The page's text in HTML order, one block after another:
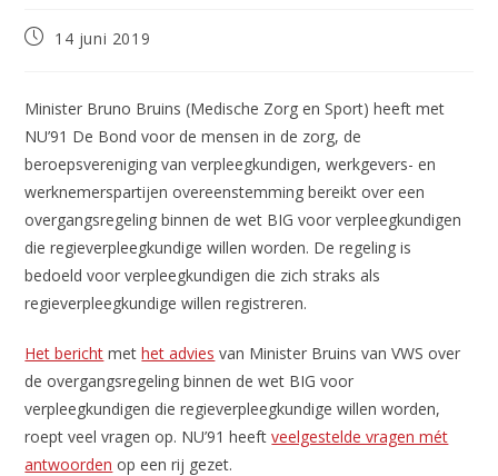
Bericht14 juni 2019
Minister Bruno Bruins (Medische Zorg en Sport) heeft met
NU’91 De Bond voor de mensen in de zorg, de
beroepsvereniging van verpleegkundigen, werkgevers- en
werknemerspartijen overeenstemming bereikt over een
overgangsregeling binnen de wet BIG voor verpleegkundigen
die regieverpleegkundige willen worden. De regeling is
bedoeld voor verpleegkundigen die zich straks als
regieverpleegkundige willen registreren.
Het bericht methet advies van Minister Bruins van VWS over
de overgangsregeling binnen de wet BIG voor
verpleegkundigen die regieverpleegkundige willen worden,
roept veel vragen op. NU’91 heeftveelgestelde vragen mét
antwoorden op een rij gezet.